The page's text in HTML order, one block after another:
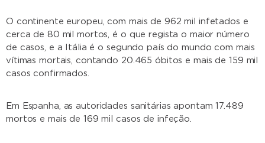
O continente europeu, com mais de 962 mil infetados e
cerca de 80 mil mortos, é o que regista o maior número
de casos, e a Itália é o segundo país do mundo com mais
vítimas mortais, contando 20.465 óbitos e mais de 159 mil
casos confirmados.
Em Espanha, as autoridades sanitárias apontam 17.489
mortos e mais de 169 mil casos de infeção.